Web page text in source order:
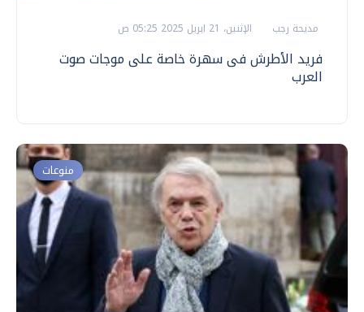
مديحة رجب الإثنين، 21 ابريل 2025 05:25 ص
فريد الأطرش فى سهرة خاصة على موجات صوت
العرب
منوعات